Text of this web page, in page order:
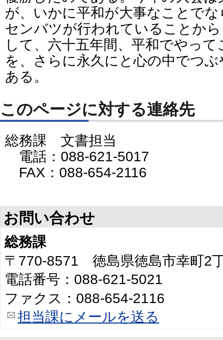
が、いかに平和が大事なことで
センバツが行われていることか
して、六十五年間、平和でやっ
を、さらに永久にと心の中でつ
ある。
このページに対する連絡先
総務課 文書担当
電話：088-621-5017
FAX：088-654-2116
お問い合わせ
総務課
〒770-8571 徳島県徳島市幸町2
電話番号：088-621-5021
ファクス：088-654-2116
担当課にメールを送る